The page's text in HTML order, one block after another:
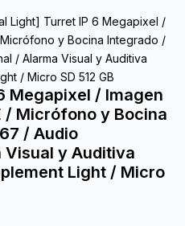
Light] Turret IP 6 Megapixel /
y Bocina Integrado /
/ Alarma Visual y Auditiva
/ Micro SD 512 GB
Megapixel / Imagen
/ Micrófono y Bocina
/ Audio
y Auditiva
Light / Micro